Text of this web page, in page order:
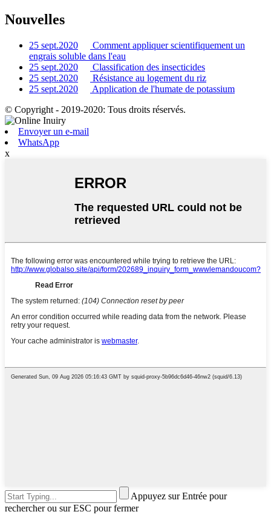
Nouvelles
25 sept.2020
Comment appliquer scientifiquement un
engrais soluble dans l'eau
25 sept.2020
Classification des insecticides
25 sept.2020
Résistance au logement du riz
25 sept.2020
Application de l'humate de potassium
© Copyright - 2019-2020: Tous droits réservés.
Envoyer un e-mail
WhatsApp
x
Appuyez sur Entrée pour
rechercher ou sur ESC pour fermer